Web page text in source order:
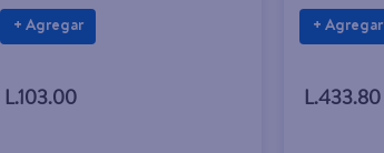
+ Agregar
L.103.00
+ Agregar
L.433.80